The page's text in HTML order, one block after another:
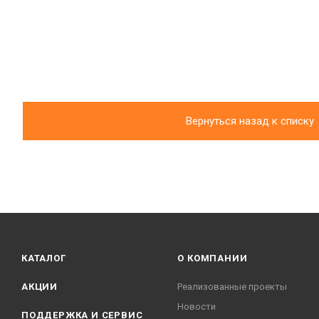
Вернуться назад к списку
КАТАЛОГ
АКЦИИ
ПОДДЕРЖКА И СЕРВИС
О КОМПАНИИ
Реализованные проекты
Новости